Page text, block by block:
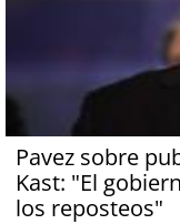
Pavez sobre
Kast: "El
los reposteos"